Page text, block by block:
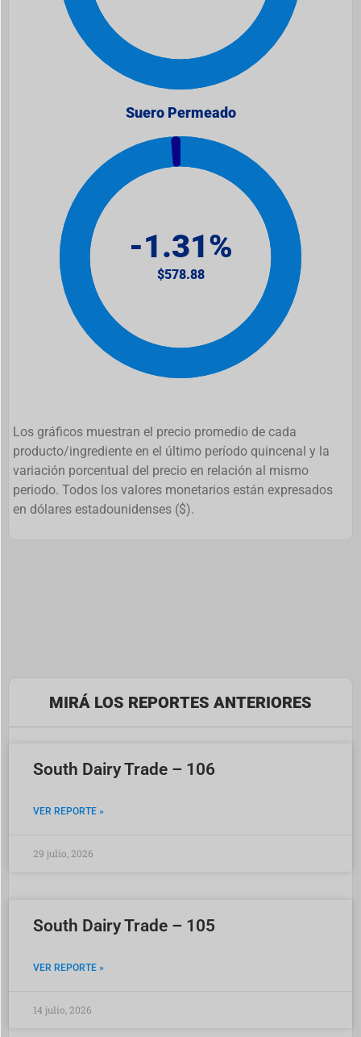
Suero Permeado
Los gráficos muestran el precio promedio de cada
producto/ingrediente en el último período quincenal y la
variación porcentual del precio en relación al mismo
periodo. Todos los valores monetarios están expresados
en dólares estadounidenses ($).
MIRÁ LOS REPORTES ANTERIORES
South Dairy Trade – 106
VER REPORTE »
29 julio, 2026
South Dairy Trade – 105
VER REPORTE »
14 julio, 2026